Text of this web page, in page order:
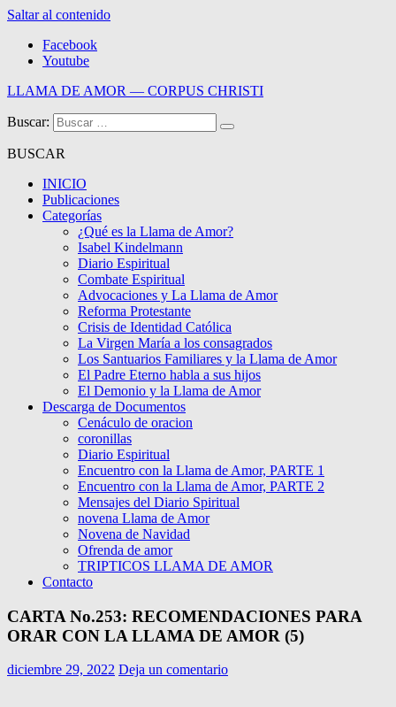
Saltar al contenido
Facebook
Youtube
LLAMA DE AMOR — CORPUS CHRISTI
Blog de la Llama de Amor
Buscar:
BUSCAR
INICIO
Publicaciones
Categorías
¿Qué es la Llama de Amor?
Isabel Kindelmann
Diario Espiritual
Combate Espiritual
Advocaciones y La Llama de Amor
Reforma Protestante
Crisis de Identidad Católica
La Virgen María a los consagrados
Los Santuarios Familiares y la Llama de Amor
El Padre Eterno habla a sus hijos
El Demonio y la Llama de Amor
Descarga de Documentos
Cenáculo de oracion
coronillas
Diario Espiritual
Encuentro con la Llama de Amor, PARTE 1
Encuentro con la Llama de Amor, PARTE 2
Mensajes del Diario Spiritual
novena Llama de Amor
Novena de Navidad
Ofrenda de amor
TRIPTICOS LLAMA DE AMOR
Contacto
CARTA No.253: RECOMENDACIONES PARA
ORAR CON LA LLAMA DE AMOR (5)
diciembre 29, 2022 Deja un comentario